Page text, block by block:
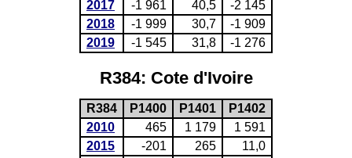
2017
-1 961 40,5
-2 145
2018
-1 999 30,7
-1 909
2019
-1 545 31,8 -1 276
R384: Cote d'Ivoire
R384 P1400 P1401
P1402
2010
465 1 179
1 591
2015
-201 265
11,0